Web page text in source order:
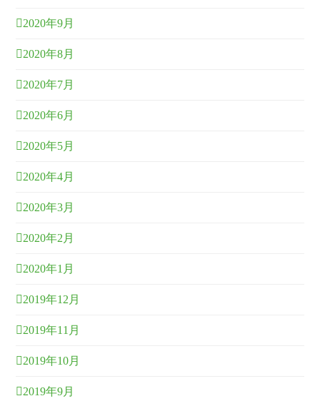
2020年9月
2020年8月
2020年7月
2020年6月
2020年5月
2020年4月
2020年3月
2020年2月
2020年1月
2019年12月
2019年11月
2019年10月
2019年9月